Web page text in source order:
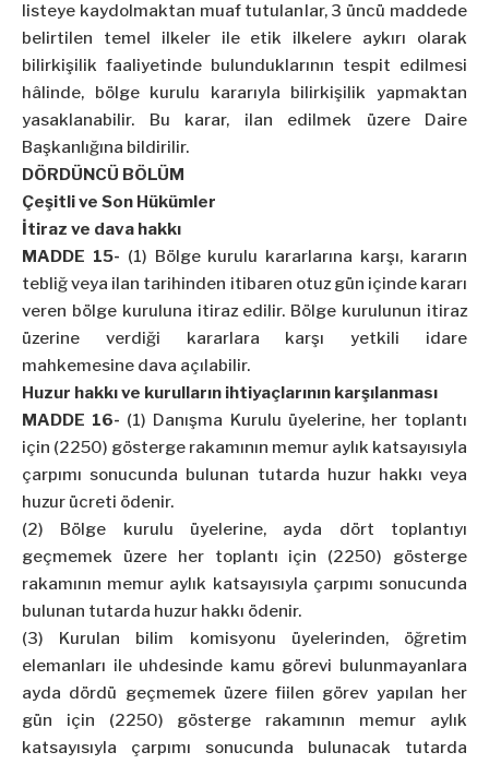
listeye kaydolmaktan muaf tutulanlar, 3 üncü maddede
belirtilen temel ilkeler ile etik ilkelere aykırı olarak
bilirkişilik faaliyetinde bulunduklarının tespit edilmesi
hâlinde, bölge kurulu kararıyla bilirkişilik yapmaktan
yasaklanabilir. Bu karar, ilan edilmek üzere Daire
Başkanlığına bildirilir.
DÖRDÜNCÜ BÖLÜM
Çeşitli ve Son Hükümler
İtiraz ve dava hakkı
MADDE 15- (1) Bölge kurulu kararlarına karşı, kararın
tebliğ veya ilan tarihinden itibaren otuz gün içinde kararı
veren bölge kuruluna itiraz edilir. Bölge kurulunun itiraz
üzerine verdiği kararlara karşı yetkili idare
mahkemesine dava açılabilir.
Huzur hakkı ve kurulların ihtiyaçlarının karşılanması
MADDE 16- (1) Danışma Kurulu üyelerine, her toplantı
için (2250) gösterge rakamının memur aylık katsayısıyla
çarpımı sonucunda bulunan tutarda huzur hakkı veya
huzur ücreti ödenir.
(2) Bölge kurulu üyelerine, ayda dört toplantıyı
geçmemek üzere her toplantı için (2250) gösterge
rakamının memur aylık katsayısıyla çarpımı sonucunda
bulunan tutarda huzur hakkı ödenir.
(3) Kurulan bilim komisyonu üyelerinden, öğretim
elemanları ile uhdesinde kamu görevi bulunmayanlara
ayda dördü geçmemek üzere fiilen görev yapılan her
gün için (2250) gösterge rakamının memur aylık
katsayısıyla çarpımı sonucunda bulunacak tutarda